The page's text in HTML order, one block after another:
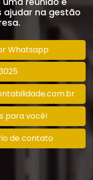
ajudar na gestão
Whatsapp
para você!
de contato